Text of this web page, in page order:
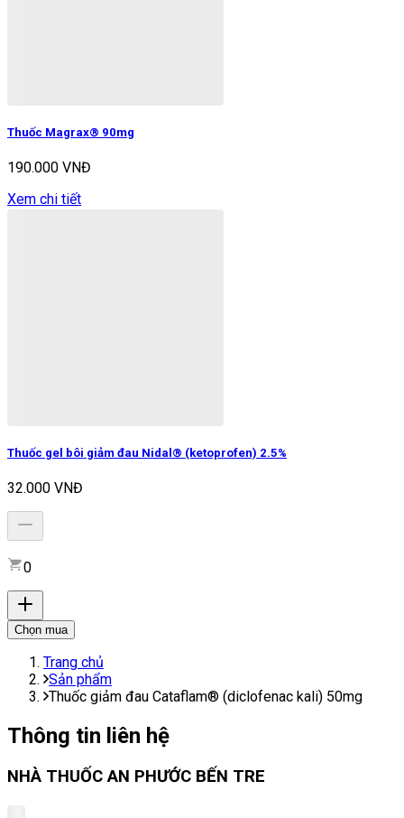
Thuốc Magrax® 90mg
190.000 VNĐ
Xem chi tiết
Thuốc gel bôi giảm đau Nidal® (ketoprofen) 2.5%
32.000 VNĐ
0
Chọn mua
Trang chủ
Sản phẩm
Thuốc giảm đau Cataflam® (diclofenac kali) 50mg
Thông tin liên hệ
NHÀ THUỐC AN PHƯỚC BẾN TRE